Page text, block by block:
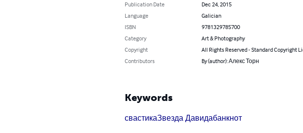
Publication Date
Dec 24, 2015
Language
Galician
ISBN
9781329785700
Category
Art & Photography
Copyright
All Rights Reserved - Standard Copyright
Contributors
By (author): Алекс Торн
Keywords
свастикаЗвезда Давидабанкнот